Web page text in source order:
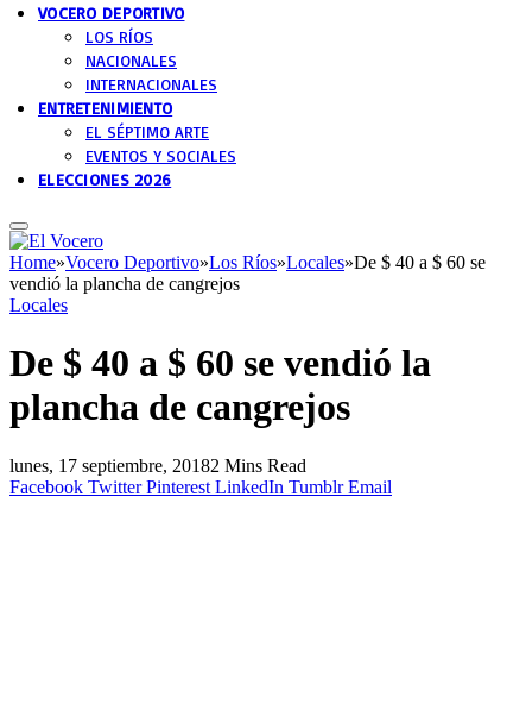
VOCERO DEPORTIVO
LOS RÍOS
NACIONALES
INTERNACIONALES
ENTRETENIMIENTO
EL SÉPTIMO ARTE
EVENTOS Y SOCIALES
ELECCIONES 2026
Home»Vocero Deportivo»Los Ríos»Locales»De $ 40 a $ 60 se
vendió la plancha de cangrejos
Locales
De $ 40 a $ 60 se vendió la
plancha de cangrejos
lunes, 17 septiembre, 20182 Mins Read
Facebook Twitter Pinterest LinkedIn Tumblr Email